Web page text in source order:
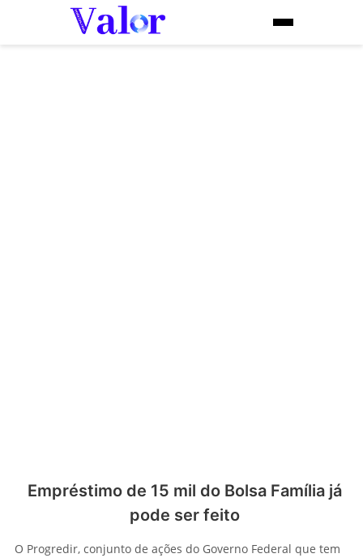
Empréstimo de 15 mil do Bolsa Família já
pode ser feito
O Progredir, conjunto de ações do Governo Federal que tem